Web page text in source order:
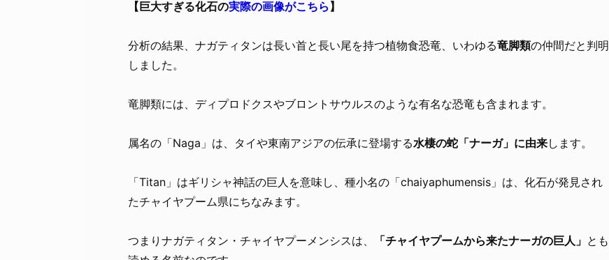
【巨大すぎる化石の実際の画像がこちら 】
分析の結果、ナガティタンは長い首と長い尾を持つ植物食恐竜、いわゆる竜脚類の仲間だと判明
しました。
竜脚類には、ディプロドクスやブロントサウルスのような有名な恐竜も含まれます。
属名の「Naga」は、タイや東南アジアの伝承に登場する水棲の蛇「ナーガ」に由来します。
「Titan」はギリシャ神話の巨人を意味し、種小名の「chaiyaphumensis」は、化石が発見され
たチャイヤプーム県にちなみます。
つまりナガティタン・チャイヤプーメンシスは、 「チャイヤプームから来たナーガの巨人」 とも